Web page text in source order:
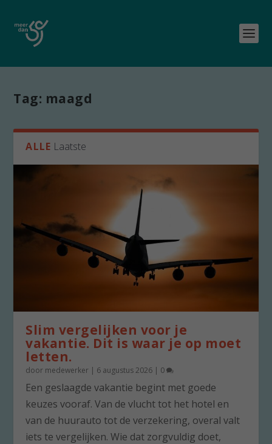
Tag: maagd
ALLE Laatste
Slim vergelijken voor je
vakantie. Dit is waar je op moet
letten.
door medewerker | 6 augustus 2026 | 0
Een geslaagde vakantie begint met goede
keuzes vooraf. Van de vlucht tot het hotel en
van de huurauto tot de verzekering, overal valt
iets te vergelijken. Wie dat zorgvuldig doet,